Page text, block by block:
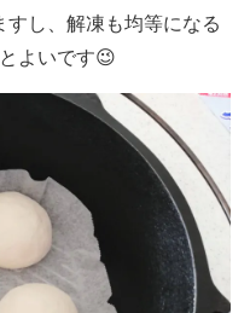
し、解凍も均等になる
よいです😉